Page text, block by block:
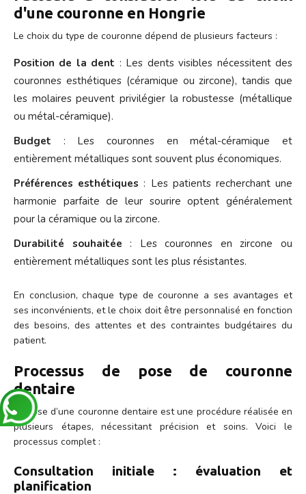
d'une couronne en Hongrie
Le choix du type de couronne dépend de plusieurs facteurs :
Position de la dent : Les dents visibles nécessitent des
couronnes esthétiques (céramique ou zircone), tandis que
les molaires peuvent privilégier la robustesse (métallique
ou métal-céramique).
Budget : Les couronnes en métal-céramique et
entièrement métalliques sont souvent plus économiques.
Préférences esthétiques : Les patients recherchant une
harmonie parfaite de leur sourire optent généralement
pour la céramique ou la zircone.
Durabilité souhaitée : Les couronnes en zircone ou
entièrement métalliques sont les plus résistantes.
En conclusion, chaque type de couronne a ses avantages et
ses inconvénients, et le choix doit être personnalisé en fonction
des besoins, des attentes et des contraintes budgétaires du
patient.
Processus de pose de couronne
dentaire
La pose d’une couronne dentaire est une procédure réalisée en
plusieurs étapes, nécessitant précision et soins. Voici le
processus complet :
Consultation initiale : évaluation et
planification